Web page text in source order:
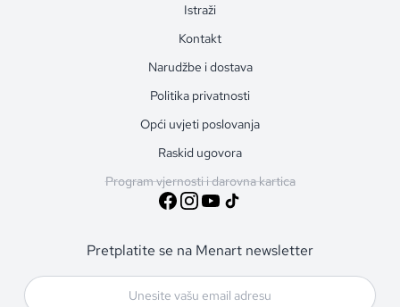
Istraži
Kontakt
Narudžbe i dostava
Politika privatnosti
Opći uvjeti poslovanja
Raskid ugovora
Program vjernosti i darovna kartica
Pretplatite se na Menart newsletter